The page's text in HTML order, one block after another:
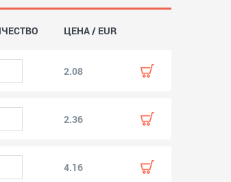
ЦЕНА / EUR
2.08
2.36
4.16